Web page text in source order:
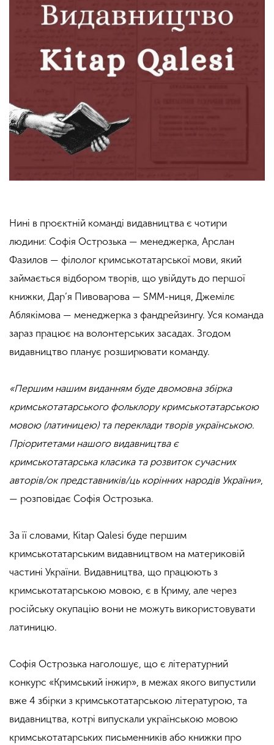
Нині в проєктній команді видавництва є чотири
людини: Софія Острозька — менеджерка, Арслан
Фазилов — філолог кримськотатарської мови, який
займається відбором творів, що увійдуть до першої
книжки, Дар’я Пивоварова — SMM-ниця, Джемілє
Аблякімова — менеджерка з фандрейзингу. Уся команда
зараз працює на волонтерських засадах. Згодом
видавництво планує розширювати команду.
«Першим нашим виданням буде двомовна збірка
кримськотатарського фольклору кримськотатарською
мовою (латиницею) та переклади творів українською.
Пріоритетами нашого видавництва є
кримськотатарська класика та розвиток сучасних
авторів/ок представників/ць корінних народів України»,
— розповідає Софія Острозька.
За її словами, Kitap Qalesi буде першим
кримськотатарським видавництвом на материковій
частині України. Видавництва, що працюють з
кримськотатарською мовою, є в Криму, але через
російську окупацію вони не можуть використовувати
латиницю.
Софія Острозька наголошує, що є літературний
конкурс «Кримський інжир», в межах якого випустили
вже 4 збірки з кримськотатарською літературою, та
видавництва, котрі випускали українською мовою
кримськотатарських письменників або книжки про